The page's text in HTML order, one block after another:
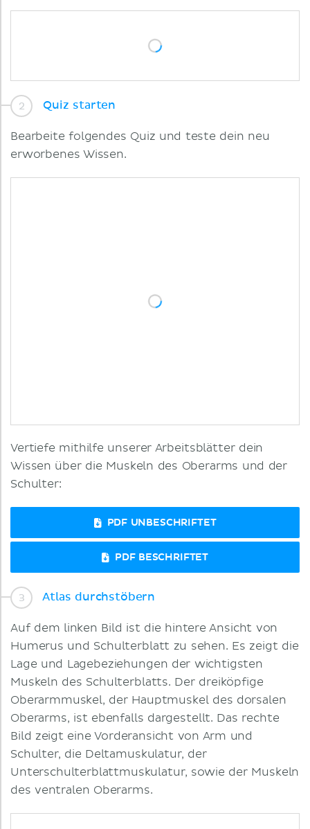
Quiz starten
Bearbeite folgendes Quiz und teste dein neu
erworbenes Wissen.
Vertiefe mithilfe unserer Arbeitsblätter dein
Wissen über die Muskeln des Oberarms und der
Schulter:
PDF UNBESCHRIFTET
PDF BESCHRIFTET
Atlas durchstöbern
Auf dem linken Bild ist die hintere Ansicht von
Humerus und Schulterblatt zu sehen. Es zeigt die
Lage und Lagebeziehungen der wichtigsten
Muskeln des Schulterblatts. Der dreiköpfige
Oberarmmuskel, der Hauptmuskel des dorsalen
Oberarms, ist ebenfalls dargestellt. Das rechte
Bild zeigt eine Vorderansicht von Arm und
Schulter, die Deltamuskulatur, der
Unterschulterblattmuskulatur, sowie der Muskeln
des ventralen Oberarms.